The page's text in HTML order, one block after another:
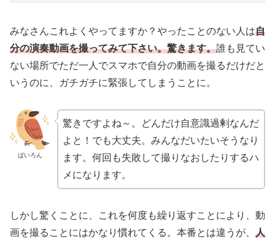
みなさんこれよくやってますか？やったことのない人は自
分の演奏動画を撮ってみて下さい。驚きます。誰も見てい
ない場所でただ一人でスマホで自分の動画を撮るだけだと
いうのに、ガチガチに緊張してしまうことに。
ばいろん
驚きですよね～。どんだけ自意識過剰なんだ
よと！でも大丈夫。みんなだいたいそうなり
ます。何回も失敗して撮りなおしたりするハ
メになります。
しかし驚くことに、これを何度も繰り返すことにより、動
画を撮ることにはかなり慣れてくる。本番とは違うが、 人